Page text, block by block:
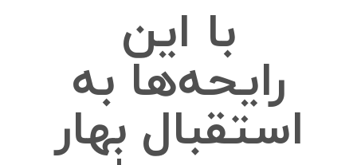
با این
رایحه‌ها به
استقبال بهار